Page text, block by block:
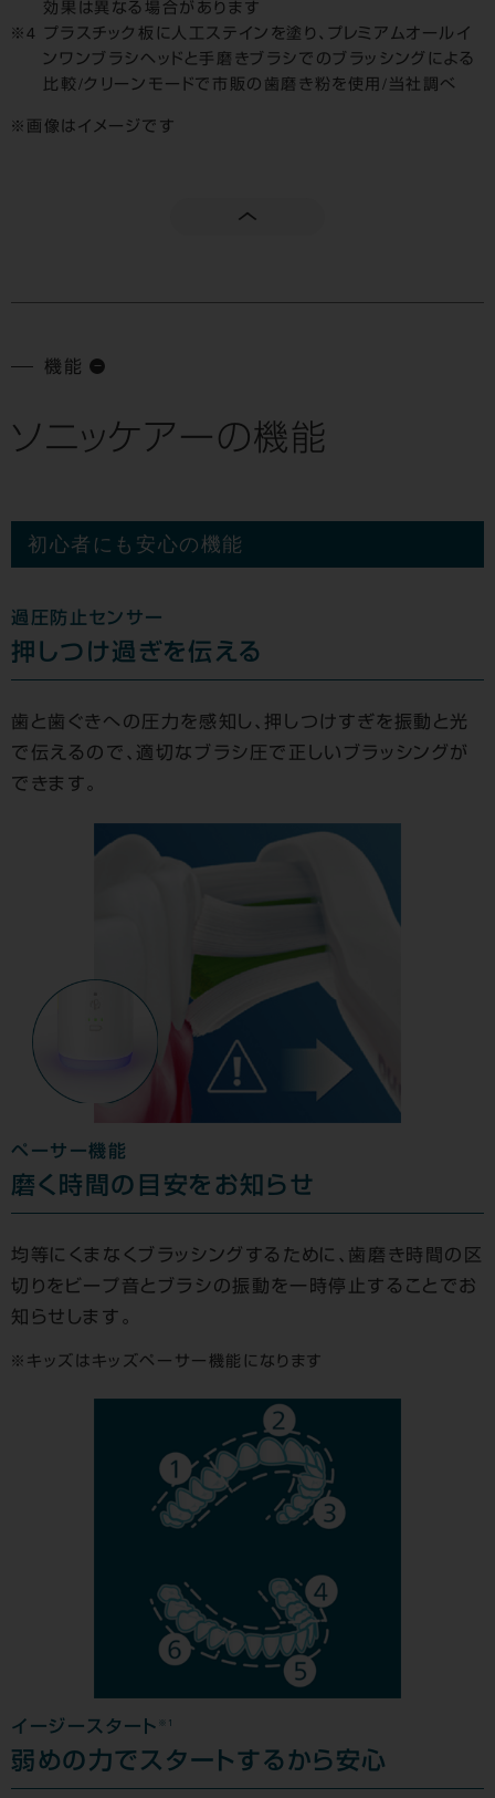
効果は異なる場合があります
プラスチック板に人工ステインを塗り、プレミアムオールイ
ンワンブラシヘッドと手磨きブラシでのブラッシングによる
比較/クリーンモードで市販の歯磨き粉を使用/当社調べ
画像はイメージです
機能
ソニッケアーの機能
初心者にも安心の機能
過圧防止センサー
押しつけ過ぎを伝える
歯と歯ぐきへの圧力を感知し、押しつけすぎを振動と光
で伝えるので、適切なブラシ圧で正しいブラッシングが
できます。
ペーサー機能
磨く時間の目安をお知らせ
均等にくまなくブラッシングするために、歯磨き時間の区
切りをビープ音とブラシの振動を一時停止することでお
知らせします。
キッズはキッズペーサー機能になります
イージースタート ※1
弱めの力でスタートするから安心